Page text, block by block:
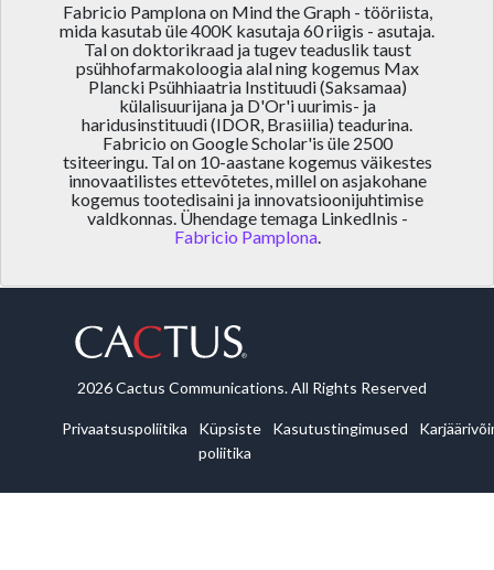
Fabricio Pamplona on Mind the Graph - tööriista,
mida kasutab üle 400K kasutaja 60 riigis - asutaja.
Tal on doktorikraad ja tugev teaduslik taust
psühhofarmakoloogia alal ning kogemus Max
Plancki Psühhiaatria Instituudi (Saksamaa)
külalisuurijana ja D'Or'i uurimis- ja
haridusinstituudi (IDOR, Brasiilia) teadurina.
Fabricio on Google Scholar'is üle 2500
tsiteeringu. Tal on 10-aastane kogemus väikestes
innovaatilistes ettevõtetes, millel on asjakohane
kogemus tootedisaini ja innovatsioonijuhtimise
valdkonnas. Ühendage temaga LinkedInis -
Fabricio Pamplona.
2026 Cactus Communications. All Rights Reserved
Privaatsuspoliitika
Küpsiste
poliitika
Kasutustingimused